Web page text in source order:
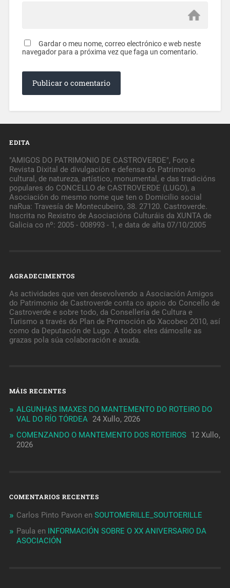
Gardar o meu nome, correo electrónico e web neste
navegador para a próxima vez que faga un comentario.
EDITA
"AMIGOS DO PATRIMONIO DE CASTROVERDE", Foro e
Revista Dixital de divulgación e defensa do Patrimonio
cultural, de natureza, artístico, monumental, e das tradicións
populares do CONCELLO de CASTROVERDE (LUGO), a
Asociación do mesmo nome que ten o Domicilio social
naRua: Travesía de Montecubeiro, 38. 27120. Castroverde.
Inscrita no Rexistro de Asociacións Culturáis da XUNTA de
Galicia co nº: 2005 - 008993 - 1, e data de alta 07/10/2005
AGRADECIMENTOS
As actividades que ven desevolvendo a Asociación Amigos
do Patrimonio de Castroverde conta co apoio do Concello de
Castroverde e sobre todo, da Consellería de Cultura e
Turismo a través do Plan de Promoción do Xacobeo 2010, así
como da Deputación de Lugo. A todos eles dámoslle as
grazas pola súa colaboración e axuda.
MÁIS RECENTES
ALGUNHAS IMAXES DO MANTEMENTO DO ROTEIRO DO
VAL DO RÍO TÓRDEA 24 Xullo, 2026
COMENZANDO O MANTEMENTO DOS ROTEIROS 12 Xullo,
2026
COMENTARIOS RECENTES
Carlos Pinto Pavon en SOUTOMERILLE_SOUTOERILLE
Paula en INFORMACIÓN SOBRE O XX ANIVERSARIO DA
ASOCIACIÓN